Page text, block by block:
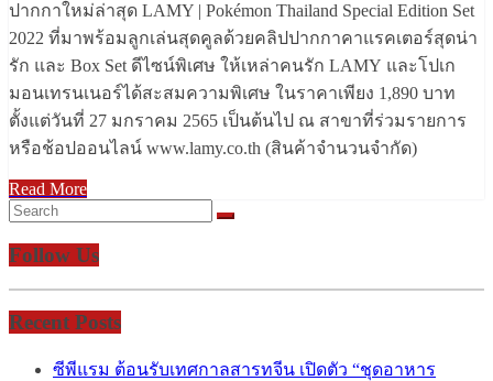
ปากกาใหม่ล่าสุด LAMY | Pokémon Thailand Special Edition Set
2022 ที่มาพร้อมลูกเล่นสุดคูลด้วยคลิปปากกาคาแรคเตอร์สุดน่า
รัก และ Box Set ดีไซน์พิเศษ ให้เหล่าคนรัก LAMY และโปเก
มอนเทรนเนอร์ได้สะสมความพิเศษ ในราคาเพียง 1,890 บาท
ตั้งแต่วันที่ 27 มกราคม 2565 เป็นต้นไป ณ สาขาที่ร่วมรายการ
หรือช้อปออนไลน์ www.lamy.co.th (สินค้าจำนวนจำกัด)
Read More
Follow Us
Recent Posts
ซีพีแรม ต้อนรับเทศกาลสารทจีน เปิดตัว “ชุดอาหาร